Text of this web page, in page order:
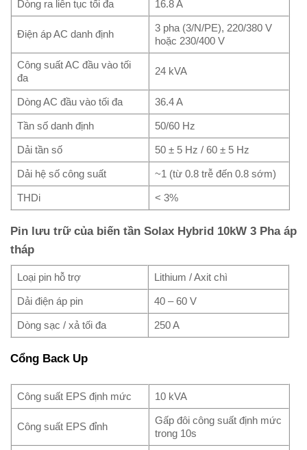
Dòng ra liên tục tối đa 16.8 A
Điện áp AC danh định
3 pha (3/N/PE), 220/380 V
hoặc 230/400 V
Công suất AC đầu vào tối
đa
24 kVA
Dòng AC đầu vào tối đa 36.4 A
Tần số danh định 50/60 Hz
Dải tần số 50 ± 5 Hz / 60 ± 5 Hz
Dải hệ số công suất ~1 (từ 0.8 trễ đến 0.8 sớm)
THDi < 3%
Pin lưu trữ của biến tần Solax Hybrid 10kW 3 Pha áp
tháp
Loại pin hỗ trợ Lithium / Axit chì
Dải điện áp pin 40 – 60 V
Dòng sạc / xả tối đa 250 A
Cổng Back Up
Công suất EPS định mức 10 kVA
Công suất EPS đỉnh
Gấp đôi công suất định mức
trong 10s